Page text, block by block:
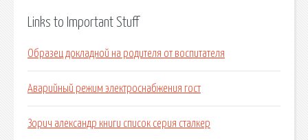
Links to Important Stuff
Образец докладной на родителя от воспитателя
Аварийный режим электроснабжения гост
Зорич александр книги список серия сталкер